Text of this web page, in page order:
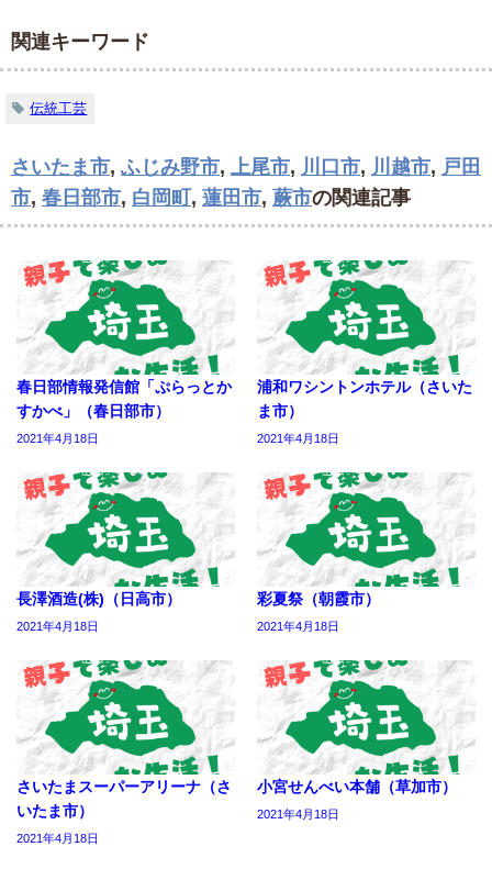
関連キーワード
伝統工芸
さいたま市, ふじみ野市, 上尾市, 川口市, 川越市, 戸田
市, 春日部市, 白岡町 , 蓮田市, 蕨市の関連記事
春日部情報発信館「ぷらっとか
すかべ」（春日部市）
2021年4月18日
浦和ワシントンホテル（さいた
ま市）
2021年4月18日
長澤酒造(株)（日高市）
2021年4月18日
彩夏祭（朝霞市）
2021年4月18日
さいたまスーパーアリーナ（さ
いたま市）
2021年4月18日
小宮せんべい本舗（草加市）
2021年4月18日